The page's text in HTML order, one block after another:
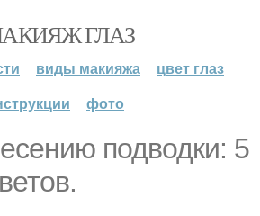
ГЛАЗ
виды макияжа
цвет глаз
фото
подводки: 5